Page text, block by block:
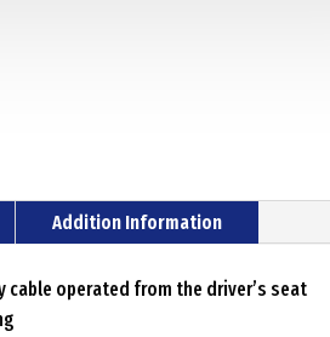
Addition Information
cable operated from the driver’s seat